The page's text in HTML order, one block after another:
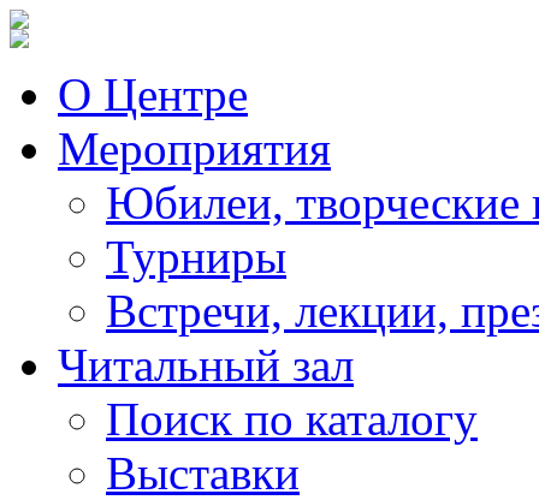
О Центре
Мероприятия
Юбилеи, творческие
Турниры
Встречи, лекции,
Читальный зал
Поиск по каталогу
Выставки